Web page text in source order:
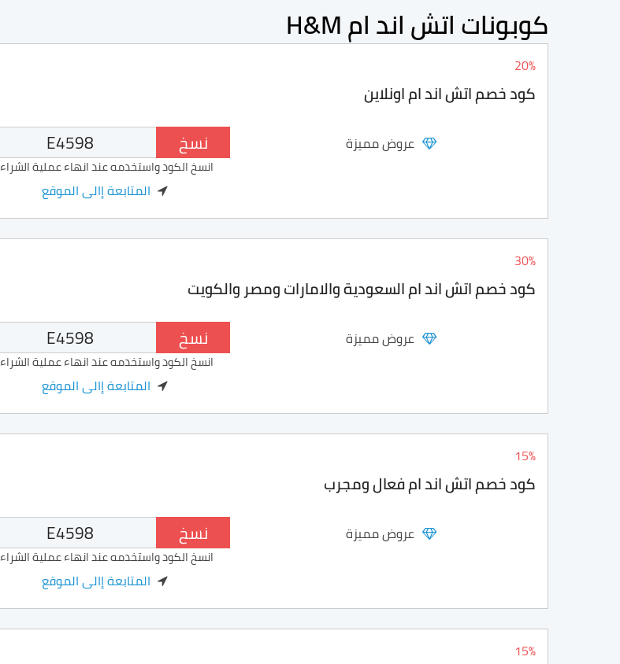
كوبونات اتش اند ام H&M
20%
كود خصم اتش اند ام اونلاين
عروض مميزة نسخ
انسخ الكود واستخدمه عند انهاء عملية الشراء
المتابعة إالى الموقع
30%
كود خصم اتش اند ام السعودية والامارات ومصر والكويت
عروض مميزة نسخ
انسخ الكود واستخدمه عند انهاء عملية الشراء
المتابعة إالى الموقع
15%
كود خصم اتش اند ام فعال ومجرب
عروض مميزة نسخ
انسخ الكود واستخدمه عند انهاء عملية الشراء
المتابعة إالى الموقع
15%